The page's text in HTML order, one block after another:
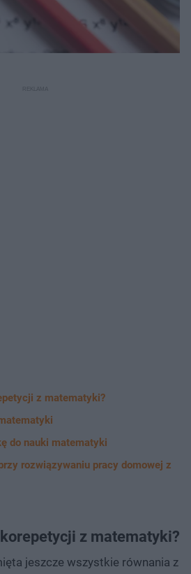
z matematyki?
do nauki matematyki
rozwiązywaniu pracy domowej z
z matematyki?
jeszcze wszystkie równania z